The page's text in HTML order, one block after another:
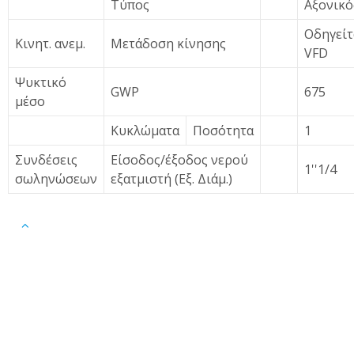
Τύπος
Κινητ. ανεμ. Μετάδοση κίνησης
VFD
Ψυκτικό
μέσο
GWP 675
Κυκλώματα Ποσότητα
1
Συνδέσεις
σωληνώσεων
Είσοδος/έξοδος νερού
εξατμιστή (Εξ. Διάμ.)
1''1/4